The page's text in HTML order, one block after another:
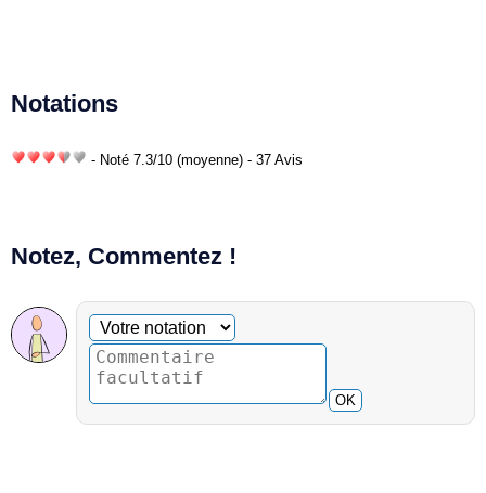
Notations
- Noté 7.3/10 (moyenne) - 37 Avis
Notez, Commentez !
Commentaire facultatif
Votre notation
OK